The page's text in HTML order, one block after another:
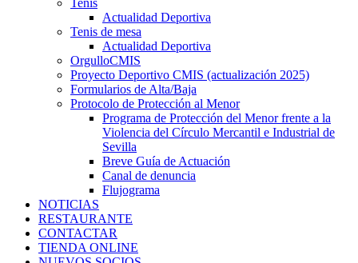
Actualidad Deportiva
Tenis de mesa
Actualidad Deportiva
OrgulloCMIS
Proyecto Deportivo CMIS (actualización 2025)
Formularios de Alta/Baja
Protocolo de Protección al Menor
Programa de Protección del Menor frente a la
Violencia del Círculo Mercantil e Industrial de
Sevilla
Breve Guía de Actuación
Canal de denuncia
Flujograma
NOTICIAS
RESTAURANTE
CONTACTAR
TIENDA ONLINE